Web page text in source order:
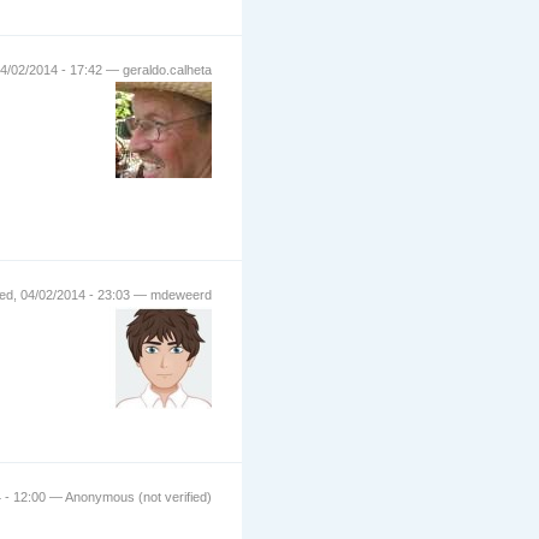
02/2014 - 17:42 — geraldo.calheta
04/02/2014 - 23:03 — mdeweerd
- 12:00 — Anonymous (not verified)